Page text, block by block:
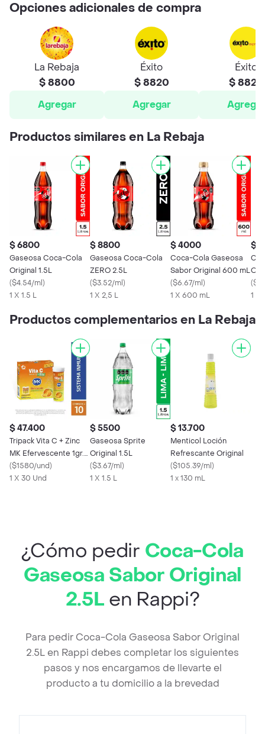
Opciones adicionales de compra
La Rebaja
$ 8800
Agregar
Éxito
$ 8820
Agregar
Éxito
$ 8820
Agregar
Productos similares en La Rebaja
$ 6800
Gaseosa Coca-Cola
Original 1.5L
($4.54/ml)
1 X 1.5 L
$ 8800
Gaseosa Coca-Cola
ZERO 2.5L
($3.52/ml)
1 X 2,5 L
$ 4000
Coca-Cola Gaseosa
Sabor Original 600 mL
($6.67/ml)
1 X 600 mL
$
(
1 X
Productos complementarios en La Rebaja
$ 47.400
Tripack Vita C + Zinc
MK Efervescente 1gr.
Vitamina C Naranja 30
tabletas
($1580/und)
1 X 30 Und
$ 5500
Gaseosa Sprite
Original 1.5L
($3.67/ml)
1 X 1.5 L
$ 13.700
Menticol Loción
Refrescante Original
($105.39/ml)
1 x 130 mL
¿Cómo pedir Coca-Cola
Gaseosa Sabor Original
2.5L en Rappi?
Para pedir Coca-Cola Gaseosa Sabor Original
2.5L en Rappi debes completar los siguientes
pasos y nos encargamos de llevarte el
producto a tu domicilio a la brevedad